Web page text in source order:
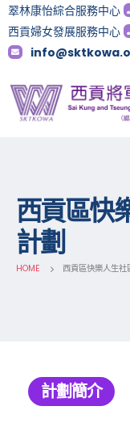
翠林康怡綜合服務中心
西貢婦女發展服務中心
西貢區快
計劃
HOME 西貢區快樂人生社
計劃簡介